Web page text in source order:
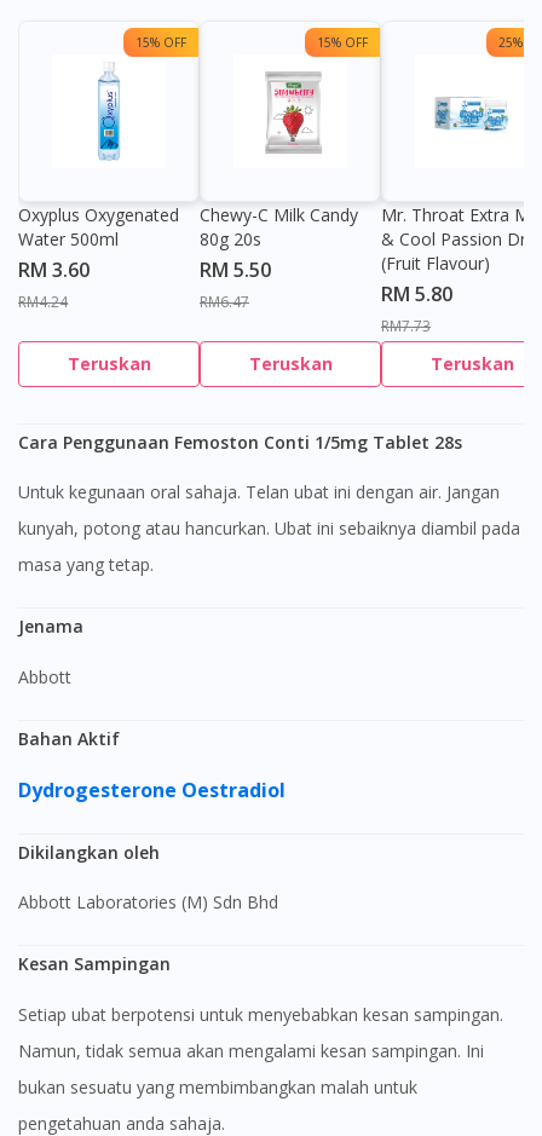
15% OFF
Oxyplus Oxygenated
Water 500ml
RM 3.60
RM4.24
Teruskan
15% OFF
Chewy-C Milk Candy
80g 20s
RM 5.50
RM6.47
Teruskan
25%
Mr. Throat Extra
& Cool Passion
(Fruit Flavour)
RM 5.80
RM7.73
Teruskan
Cara Penggunaan Femoston Conti 1/5mg Tablet 28s
Untuk kegunaan oral sahaja. Telan ubat ini dengan air. Jangan
kunyah, potong atau hancurkan. Ubat ini sebaiknya diambil pada
masa yang tetap.
Jenama
Abbott
Bahan Aktif
Dydrogesterone Oestradiol
Dikilangkan oleh
Abbott Laboratories (M) Sdn Bhd
Kesan Sampingan
Setiap ubat berpotensi untuk menyebabkan kesan sampingan.
Namun, tidak semua akan mengalami kesan sampingan. Ini
bukan sesuatu yang membimbangkan malah untuk
pengetahuan anda sahaja.